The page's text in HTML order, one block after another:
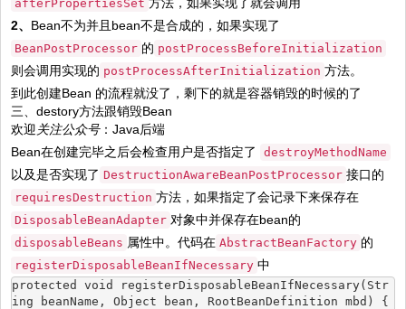
afterPropertiesSet
2、 Bean不为并且bean不是合成的，如果实现了
BeanPostProcessor 的 postProcessBeforeInitialization
则会调用实现的 postProcessAfterInitialization 方法。
到此创建Bean 的流程就没了，剩下的就是容器销毁的时候的了
三、destory方法跟销毁Bean
欢迎关注公众号：Java后端
Bean在创建完毕之后会检查用户是否指定了
destroyMethodName
以及是否实现了 DestructionAwareBeanPostProcessor 接口的
requiresDestruction 方法，如果指定了会记录下来保存在
DisposableBeanAdapter 对象中并保存在bean的
disposableBeans 属性中。代码在 AbstractBeanFactory 的
registerDisposableBeanIfNecessary 中
protected void registerDisposableBeanIfNecessary(Str
ing beanName, Object bean, RootBeanDefinition mbd) {